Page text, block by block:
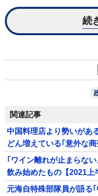
続
関連記事
中国料理店より勢いがあ
どん増えている｢意外な商
｢ワイン離れが止まらな
飲み始めたもの【2021上
元海自特殊部隊員が語る